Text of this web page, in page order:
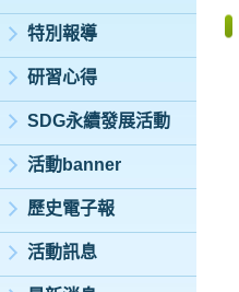
特別報導
研習心得
SDG永續發展活動
活動banner
歷史電子報
活動訊息